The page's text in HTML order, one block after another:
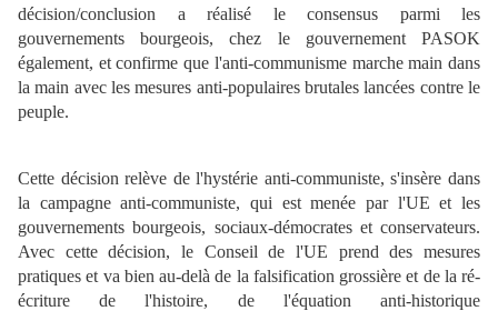
décision/conclusion a réalisé le consensus parmi les
gouvernements bourgeois, chez le gouvernement PASOK
également, et confirme que l'anti-communisme marche main dans
la main avec les mesures anti-populaires brutales lancées contre le
peuple.
Cette décision relève de l'hystérie anti-communiste, s'insère dans
la campagne anti-communiste, qui est menée par l'UE et les
gouvernements bourgeois, sociaux-démocrates et conservateurs.
Avec cette décision, le Conseil de l'UE prend des mesures
pratiques et va bien au-delà de la falsification grossière et de la ré-
écriture de l'histoire, de l'équation anti-historique